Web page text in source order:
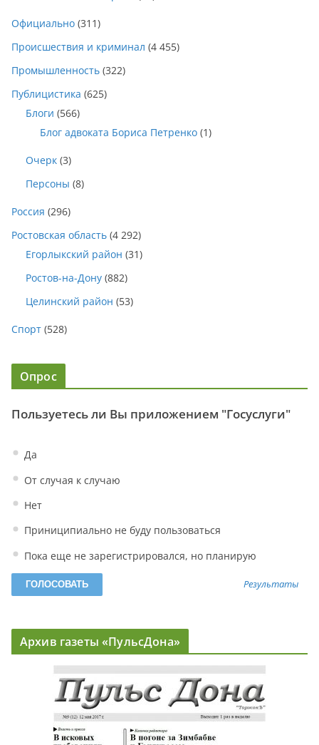
Официально (311)
Происшествия и криминал (4 455)
Промышленность (322)
Публицистика (625)
Блоги (566)
Блог адвоката Бориса Петренко (1)
Очерк (3)
Персоны (8)
Россия (296)
Ростовская область (4 292)
Егорлыкский район (31)
Ростов-на-Дону (882)
Целинский район (53)
Спорт (528)
Опрос
Пользуетесь ли Вы приложением "Госуслуги"
Да
От случая к случаю
Нет
Приниципиально не буду пользоваться
Пока еще не зарегистрировался, но планирую
Результаты
Архив газеты «ПульсДона»